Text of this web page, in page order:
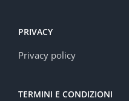
PRIVACY
Privacy policy
TERMINI E CONDIZIONI